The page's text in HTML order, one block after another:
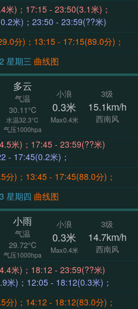
米)；17:15 - 23:50(3.1米)；
17:15(0.2米)；23:50 - 23:59(??米)
分)；13:15 - 17:15(89.0分)；
8-12 星期三 曲线图
多云
气温
30.11°C
水温32.3°C
气压1000hpa
小浪
0.3米
Max0.4米
3级
15.1km/h
西南风
11:22(4.5米)；17:45 - 23:59(??米)
： 11:22 - 17:45(0.2米)；
分)；13:45 - 17:45(88.0分)；
8-13 星期四 曲线图
小雨
气温
29.72°C
气压1000hpa
小浪
0.3米
Max0.4米
3级
14.7km/h
西南风
12:05(4.4米)；18:12 - 23:59(??米)
米)；12:05 - 18:12(0.3米)；
分)；14:12 - 18:12(83.0分)；